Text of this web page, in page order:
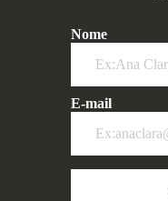
Nome
E-mail